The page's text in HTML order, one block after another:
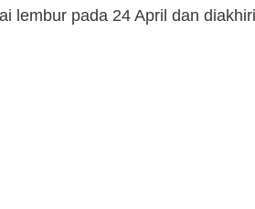
lembur pada 24 April dan